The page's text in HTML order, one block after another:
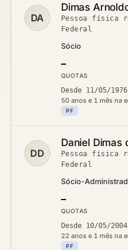
DA
Dimas
Pessoa física
Federal
Sócio
—
QUOTAS
Desde 11/05/1976
50 anos e 1 mês na
PF
DD
Daniel Dimas
Pessoa física
Federal
Sócio-
—
QUOTAS
Desde 10/05/2004
22 anos e 1 mês na
PF